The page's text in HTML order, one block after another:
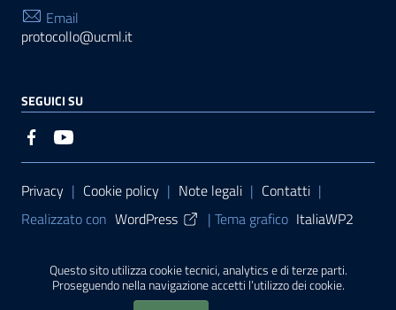
Questo sito utilizza cookie tecnici, analytics e di terze parti.
Proseguendo nella navigazione accetti l’utilizzo dei cookie.
Email
protocollo@ucml.it
SEGUICI SU
Sezione Link Utili
Privacy | Cookie policy | Note legali | Contatti |
Realizzato con WordPress | Tema grafico ItaliaWP2
Sito finanziato con L. 145/2018 della Regione Toscana